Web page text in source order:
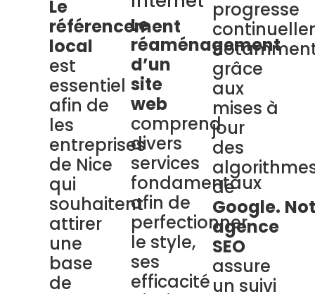
Le
référencement
local
est
essentiel
afin de
les
entreprises
de Nice
qui
souhaitent
attirer
une
base
de
Le
réaménagement
d’un
site
web
comprend
divers
services
fondamentaux
afin de
perfectionner
le style,
ses
efficacité
progresse
grâce
aux
mises à
jour
des
de
Google.
agence
SEO
assure
un suivi